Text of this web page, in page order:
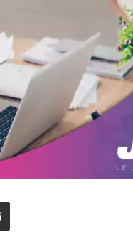
Partager par email